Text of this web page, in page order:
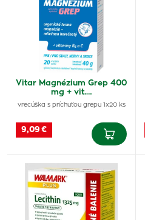
Vitar Magnézium Grep 400
mg + vit.…
vrecúška s príchuťou grepu 1x20 ks
9,09 €